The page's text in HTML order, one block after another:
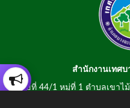
สำนักงานเทศ
เลขที่ 44/1 หมู่ที่ 1 ตำบลเขาไ